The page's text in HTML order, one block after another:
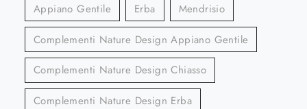
Appiano Gentile Erba Mendrisio
Complementi Nature Design Appiano Gentile
Complementi Nature Design Chiasso
Complementi Nature Design Erba